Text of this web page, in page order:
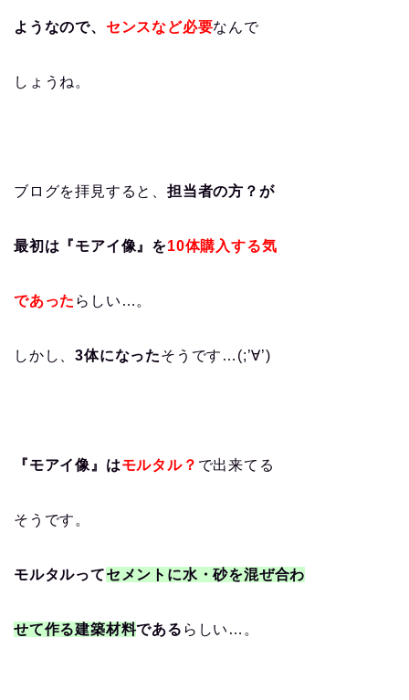
ようなので、 センスなど必要なんで
しょうね。
ブログを拝見すると、 担当者の方？が
最初は『モアイ像』を10体購入する気
であった らしい…。
しかし、3体になったそうです…(;’∀’)
『モアイ像』はモルタル？ で出来てる
そうです。
モルタルってセメントに水・砂を混ぜ合わ
せて作る建築材料である らしい…。